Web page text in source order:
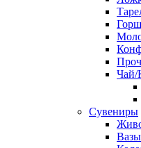
Чай/
Сувениры
Вазы